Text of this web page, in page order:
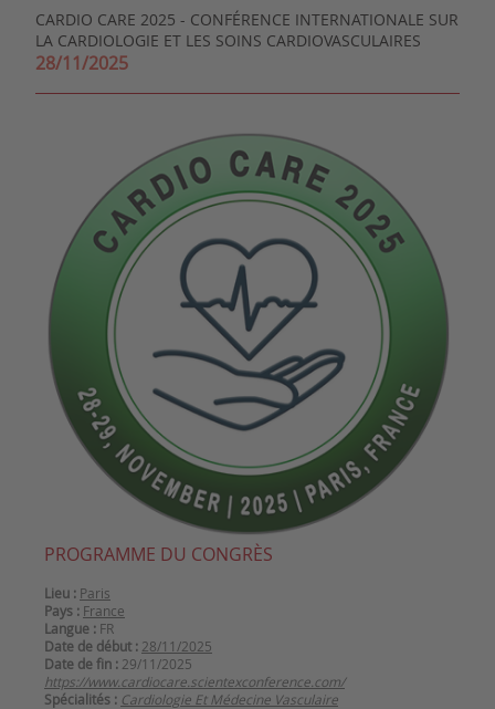
INSTITUTIONS
CONGRÈS EN RÉSUMÉ
CARDIO CARE 2025 - CONFÉRENCE INTERNATIONALE SUR
LA CARDIOLOGIE ET LES SOINS CARDIOVASCULAIRES
28/11/2025
PROGRAMME DU CONGRÈS
Lieu : Paris
Pays : France
Langue : FR
Date de début : 28/11/2025
Date de fin : 29/11/2025
https://www.cardiocare.scientexconference.com/
Spécialités : Cardiologie Et Médecine Vasculaire